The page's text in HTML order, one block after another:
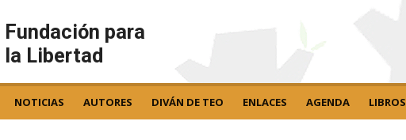
Fundación para
la Libertad
NOTICIAS AUTORES DIVÁN DE TEO ENLACES AGENDA LIBROS